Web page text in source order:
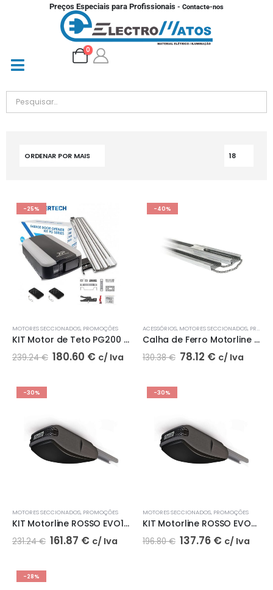
Preços Especiais para Profissionais - Contacte-nos
0
-25%
MOTORES SECCIONADOS, PROMOÇÕES
KIT Motor de Teto PG200 800N Portas Seccionados até 10m²| POWERTECH
239.24€ 180.60 € c/ Iva
-40%
ACESSÓRIOS, MOTORES SECCIONADOS, PROMOÇÕES
Calha de Ferro Motorline CFCP3600 | Portas até 2,80M de Altura
130.38€ 78.12 € c/ Iva
-30%
MOTORES SECCIONADOS, PROMOÇÕES
KIT Motorline ROSSO EVO100 | Motor para Portões Seccionados até 15m²
231.24€ 161.87 € c/ Iva
-30%
MOTORES SECCIONADOS, PROMOÇÕES
KIT Motorline ROSSO EVO60 | Motor para Portões Seccionados até 10m²
196.80€ 137.76 € c/ Iva
-28%